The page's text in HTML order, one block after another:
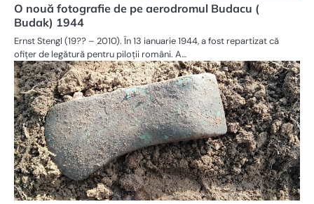
O nouă fotografie de pe aerodromul Budacu (
Budak) 1944
Ernst Stengl (19?? – 2010). În 13 ianuarie 1944, a fost repartizat că
ofițer de legătură pentru piloții români. A…